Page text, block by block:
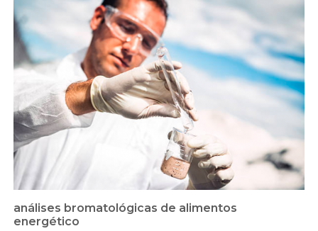
análises bromatológicas de alimentos
energético